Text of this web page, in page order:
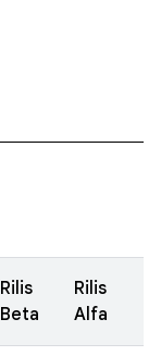
Rilis
Beta
Rilis
Alfa